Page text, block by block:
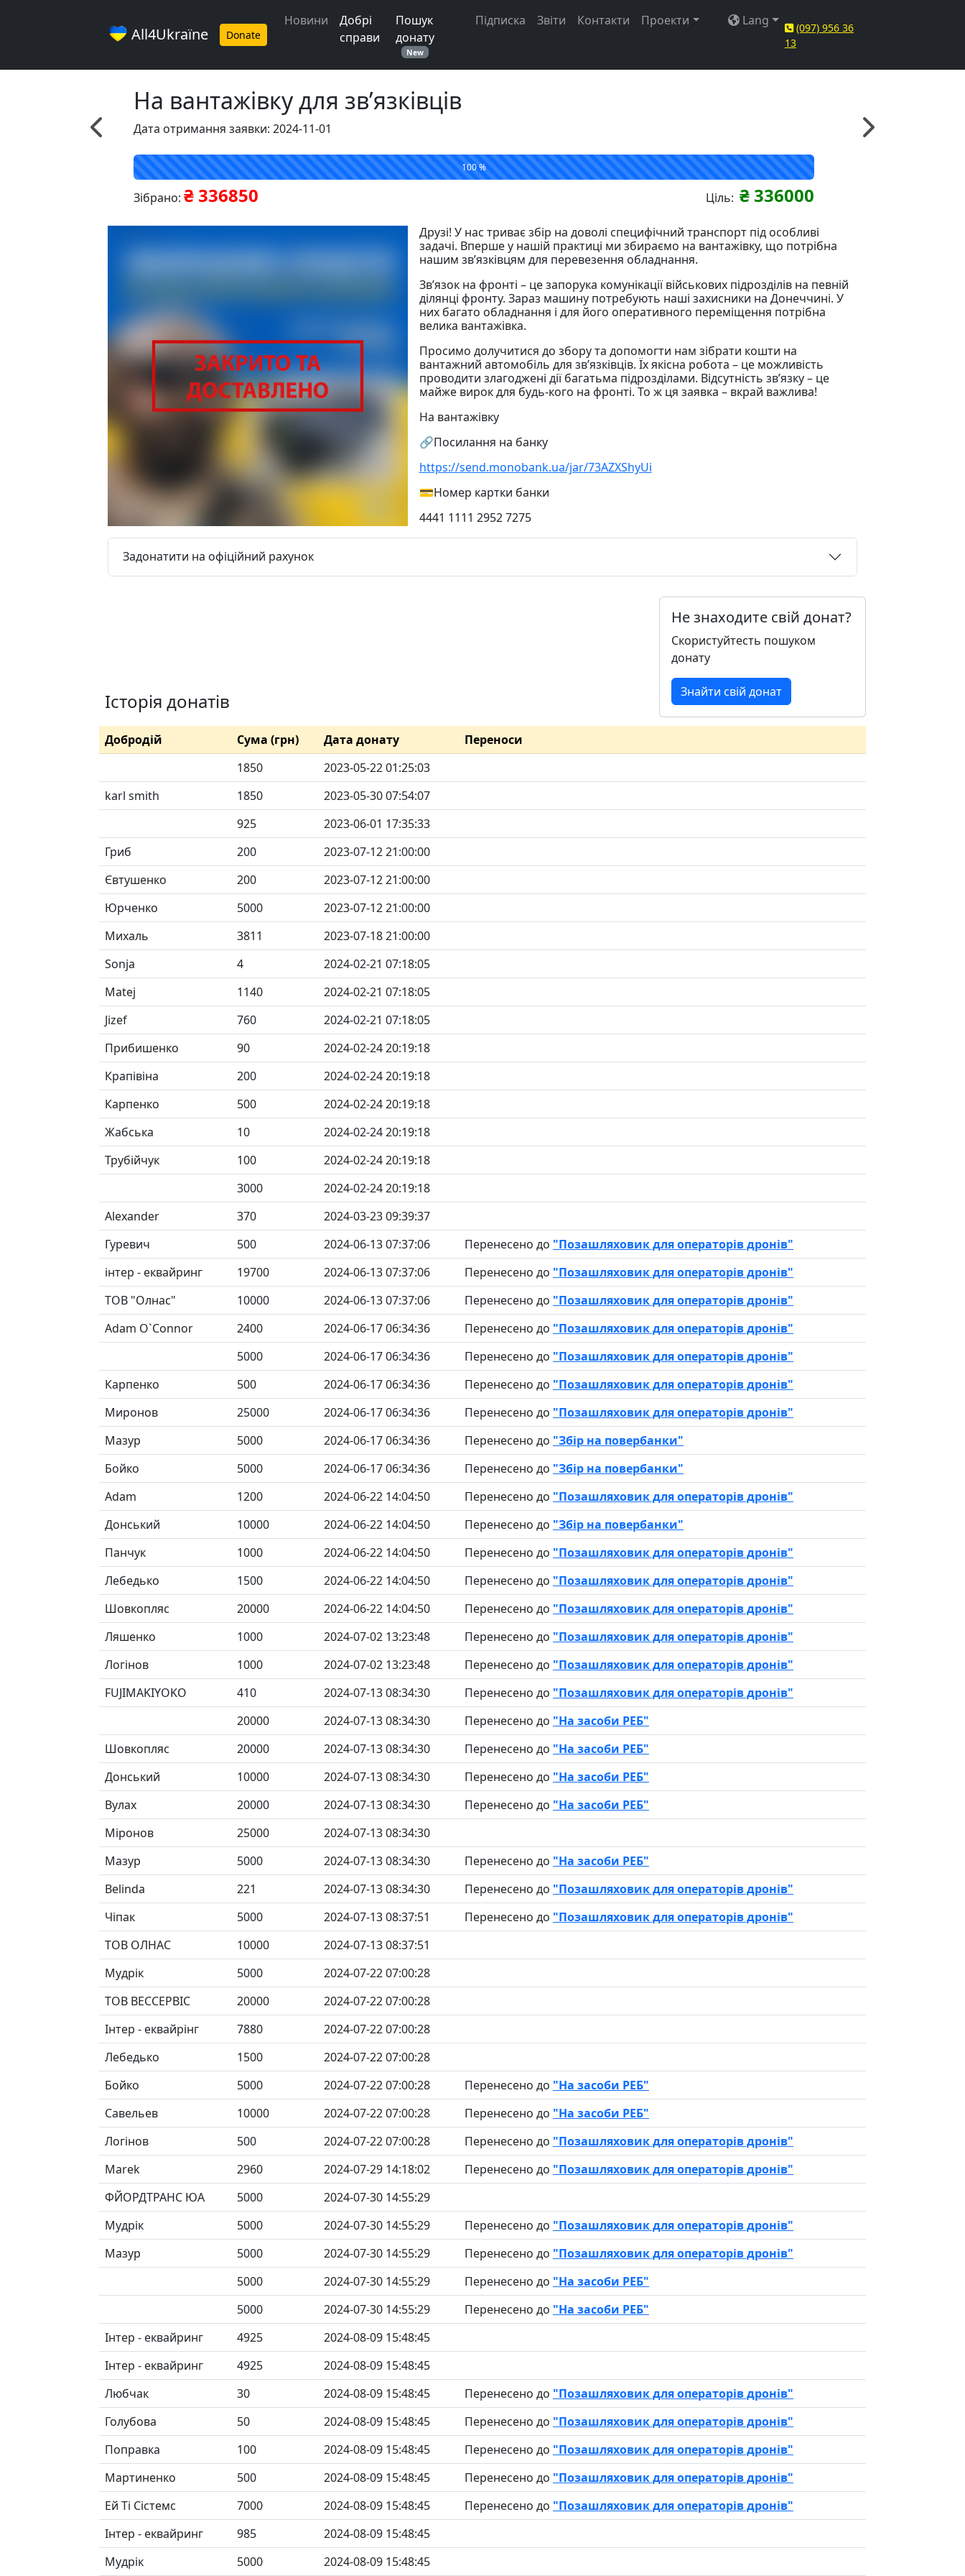
All4Ukraїne Donate
Новини
Добрі
справи
Пошук
донату
New
Підписка Звіти Контакти Проекти Lang
(097) 956 36
13
На вантажівку для зв’язківців
Дата отримання заявки: 2024-11-01
100 %
Зібрано: ₴ 336850 Ціль: ₴ 336000
Друзі! У нас триває збір на доволі специфічний транспорт під особливі
задачі. Вперше у нашій практиці ми збираємо на вантажівку, що потрібна
нашим зв’язківцям для перевезення обладнання.
Зв’язок на фронті – це запорука комунікації військових підрозділів на певній
ділянці фронту. Зараз машину потребують наші захисники на Донеччині. У
них багато обладнання і для його оперативного переміщення потрібна
велика вантажівка.
Просимо долучитися до збору та допомогти нам зібрати кошти на
вантажний автомобіль для зв’язківців. Їх якісна робота – це можливість
проводити злагоджені дії багатьма підрозділами. Відсутність зв’язку – це
майже вирок для будь-кого на фронті. То ж ця заявка – вкрай важлива!
На вантажівку
🔗Посилання на банку
https://send.monobank.ua/jar/73AZXShyUi
💳Номер картки банки
4441 1111 2952 7275
Задонатити на офіційний рахунок
Історія донатів
Не знаходите свій донат?
Скористуйтесть пошуком
донату
Знайти свій донат
Добродій Сума (грн) Дата донату
Переноси
1850
2023-05-22 01:25:03
karl smith
1850
2023-05-30 07:54:07
925
2023-06-01 17:35:33
Гриб
200
2023-07-12 21:00:00
Євтушенко
200
2023-07-12 21:00:00
Юрченко
5000
2023-07-12 21:00:00
Михаль
3811
2023-07-18 21:00:00
Sonja
4
2024-02-21 07:18:05
Matej
1140
2024-02-21 07:18:05
Jizef
760
2024-02-21 07:18:05
Прибишенко
90
2024-02-24 20:19:18
Крапівіна
200
2024-02-24 20:19:18
Карпенко
500
2024-02-24 20:19:18
Жабська
10
2024-02-24 20:19:18
Трубійчук
100
2024-02-24 20:19:18
3000
2024-02-24 20:19:18
Alexander
370
2024-03-23 09:39:37
Гуревич
500 2024-06-13 07:37:06 Перенесено до "Позашляховик для операторів дронів"
інтер - еквайринг
19700 2024-06-13 07:37:06 Перенесено до "Позашляховик для операторів дронів"
ТОВ "Олнас"
10000 2024-06-13 07:37:06 Перенесено до "Позашляховик для операторів дронів"
Adam O`Connor
2400 2024-06-17 06:34:36 Перенесено до "Позашляховик для операторів дронів"
5000
2024-06-17 06:34:36 Перенесено до "Позашляховик для операторів дронів"
Карпенко
500 2024-06-17 06:34:36 Перенесено до "Позашляховик для операторів дронів"
Миронов
25000 2024-06-17 06:34:36 Перенесено до "Позашляховик для операторів дронів"
Мазур
5000 2024-06-17 06:34:36 Перенесено до "Збір на повербанки"
Бойко
5000 2024-06-17 06:34:36 Перенесено до "Збір на повербанки"
Аdam
1200 2024-06-22 14:04:50 Перенесено до "Позашляховик для операторів дронів"
Донський
10000 2024-06-22 14:04:50 Перенесено до "Збір на повербанки"
Панчук
1000 2024-06-22 14:04:50 Перенесено до "Позашляховик для операторів дронів"
Лебедько
1500 2024-06-22 14:04:50 Перенесено до "Позашляховик для операторів дронів"
Шовкопляс
20000 2024-06-22 14:04:50 Перенесено до "Позашляховик для операторів дронів"
Ляшенко
1000 2024-07-02 13:23:48 Перенесено до "Позашляховик для операторів дронів"
Логінов
1000 2024-07-02 13:23:48 Перенесено до "Позашляховик для операторів дронів"
FUJIMAKIYOKO
410 2024-07-13 08:34:30 Перенесено до "Позашляховик для операторів дронів"
20000
2024-07-13 08:34:30 Перенесено до "На засоби РЕБ"
Шовкопляс
20000 2024-07-13 08:34:30 Перенесено до "На засоби РЕБ"
Донський
10000 2024-07-13 08:34:30 Перенесено до "На засоби РЕБ"
Вулах
20000 2024-07-13 08:34:30 Перенесено до "На засоби РЕБ"
Міронов
25000
2024-07-13 08:34:30
Мазур
5000 2024-07-13 08:34:30 Перенесено до "На засоби РЕБ"
Belinda
221 2024-07-13 08:34:30 Перенесено до "Позашляховик для операторів дронів"
Чіпак
5000 2024-07-13 08:37:51 Перенесено до "Позашляховик для операторів дронів"
ТОВ ОЛНАС
10000
2024-07-13 08:37:51
Мудрік
5000
2024-07-22 07:00:28
ТОВ ВЕССЕРВІС
20000
2024-07-22 07:00:28
Інтер - еквайрінг
7880
2024-07-22 07:00:28
Лебедько
1500
2024-07-22 07:00:28
Бойко
5000 2024-07-22 07:00:28 Перенесено до "На засоби РЕБ"
Савельев
10000 2024-07-22 07:00:28 Перенесено до "На засоби РЕБ"
Логінов
500 2024-07-22 07:00:28 Перенесено до "Позашляховик для операторів дронів"
Marek
2960 2024-07-29 14:18:02 Перенесено до "Позашляховик для операторів дронів"
ФЙОРДТРАНС ЮА
5000
2024-07-30 14:55:29
Мудрік
5000 2024-07-30 14:55:29 Перенесено до "Позашляховик для операторів дронів"
Мазур
5000 2024-07-30 14:55:29 Перенесено до "Позашляховик для операторів дронів"
5000
2024-07-30 14:55:29 Перенесено до "На засоби РЕБ"
5000
2024-07-30 14:55:29 Перенесено до "На засоби РЕБ"
Інтер - еквайринг
4925
2024-08-09 15:48:45
Інтер - еквайринг
4925
2024-08-09 15:48:45
Любчак
30 2024-08-09 15:48:45 Перенесено до "Позашляховик для операторів дронів"
Голубова
50 2024-08-09 15:48:45 Перенесено до "Позашляховик для операторів дронів"
Поправка
100 2024-08-09 15:48:45 Перенесено до "Позашляховик для операторів дронів"
Мартиненко
500 2024-08-09 15:48:45 Перенесено до "Позашляховик для операторів дронів"
Ей Ті Сістемс
7000 2024-08-09 15:48:45 Перенесено до "Позашляховик для операторів дронів"
Інтер - еквайринг
985
2024-08-09 15:48:45
Мудрік
5000 2024-08-09 15:48:45